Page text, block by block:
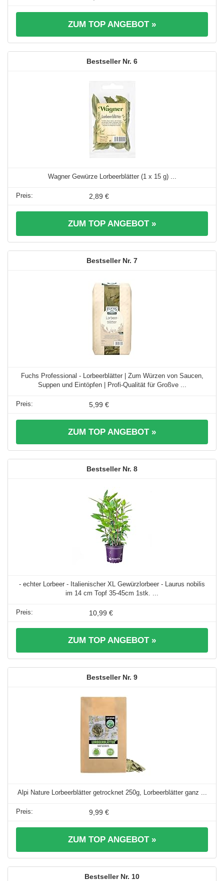
ZUM TOP ANGEBOT »
6
Wagner Gewürze Lorbeerblätter (1 x 15 g) ...
2,89 €
ZUM TOP ANGEBOT »
7
Fuchs Professional - Lorbeerblätter | Zum Würzen von Saucen,
Suppen und Eintöpfen | Profi-Qualität für Großve ...
5,99 €
ZUM TOP ANGEBOT »
8
- echter Lorbeer - Italienischer XL Gewürzlorbeer - Laurus nobilis
im 14 cm Topf 35-45cm 1stk. ...
10,99 €
ZUM TOP ANGEBOT »
9
Alpi Nature Lorbeerblätter getrocknet 250g, Lorbeerblätter ganz ...
9,99 €
ZUM TOP ANGEBOT »
10